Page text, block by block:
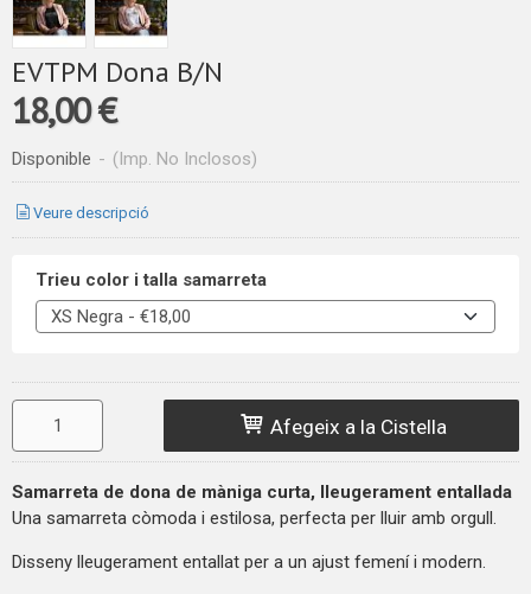
EVTPM Dona B/N
18,00 €
Disponible - (Imp. No Inclosos)
Veure descripció
Trieu color i talla samarreta
Afegeix a la Cistella
Samarreta de dona de màniga curta, lleugerament entallada
Una samarreta còmoda i estilosa, perfecta per lluir amb orgull.
Disseny lleugerament entallat per a un ajust femení i modern.